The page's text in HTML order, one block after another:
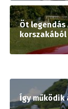
Öt legendás
korszakából
Így működik